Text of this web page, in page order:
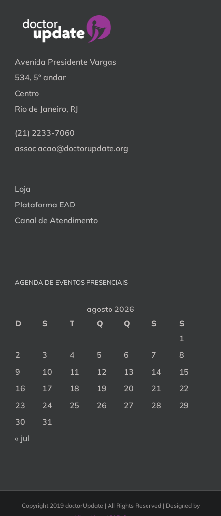
Avenida Presidente Vargas
534, 5º andar
Centro
Rio de Janeiro, RJ
(21) 2233-7060
associacao@doctorupdate.org
Loja
Plataforma EAD
Canal de Atendimento
AGENDA DE EVENTOS PRESENCIAIS
agosto 2026
D
S T Q Q S
S
1
2
3 4 5 6 7
8
9
10 11 12 13 14
15
16
17 18 19 20 21
22
23
24 25 26 27 28
29
30
31
« jul
Copyright 2019 doctorUpdate | All Rights Reserved | Designed by